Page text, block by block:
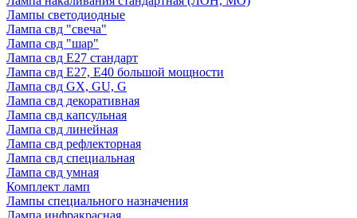
Лампы светодиодные
Лампа свд "свеча"
Лампа свд "шар"
Лампа свд E27 стандарт
Лампа свд E27, Е40 большой мощности
Лампа свд GX, GU, G
Лампа свд декоративная
Лампа свд капсульная
Лампа свд линейная
Лампа свд рефлекторная
Лампа свд специальная
Лампа свд умная
Комплект ламп
Лампы специального назначения
Лампа инфракрасная